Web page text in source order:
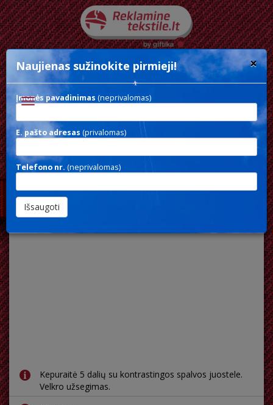
Toggle
SPORT CAP2
Kepuraitė 5 dalių su kontrastingos spalvos juostele.
Velkro užsegimas.
×
Naujienas sužinokite pirmieji!
Įmonės pavadinimas (neprivalomas)
E. pašto adresas (privalomas)
Telefono nr. (neprivalomas)